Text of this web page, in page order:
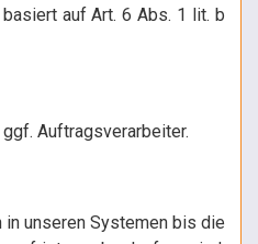
auf Art. 6 Abs. 1 lit. b
Auftragsverarbeiter.
unseren Systemen bis die